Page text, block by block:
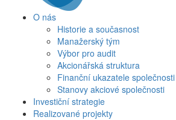
O nás
Historie a současnost
Manažerský tým
Výbor pro audit
Akcionářská struktura
Finanční ukazatele společnosti
Stanovy akciové společnosti
Investiční strategie
Realizované projekty